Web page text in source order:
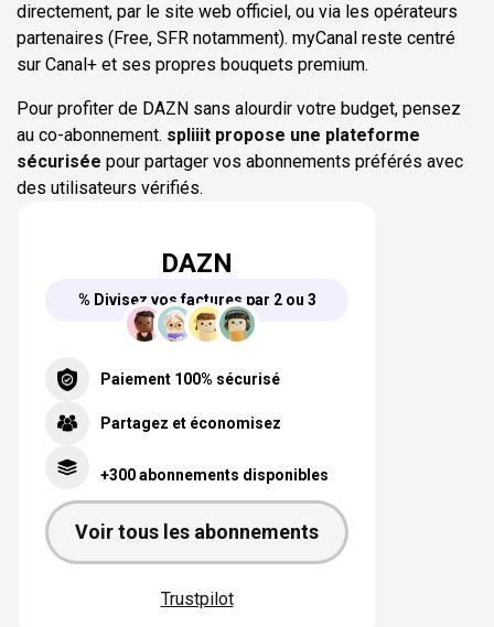
directement, par le site web officiel, ou via les opérateurs
partenaires (Free, SFR notamment). myCanal reste centré
sur Canal+ et ses propres bouquets premium.
Pour profiter de DAZN sans alourdir votre budget, pensez
au co-abonnement. spliiit propose une plateforme
sécurisée pour partager vos abonnements préférés avec
des utilisateurs vérifiés.
DAZN
% Divisez vos factures par 2 ou 3
Paiement 100% sécurisé
Partagez et économisez
+300 abonnements disponibles
Voir tous les abonnements
Trustpilot